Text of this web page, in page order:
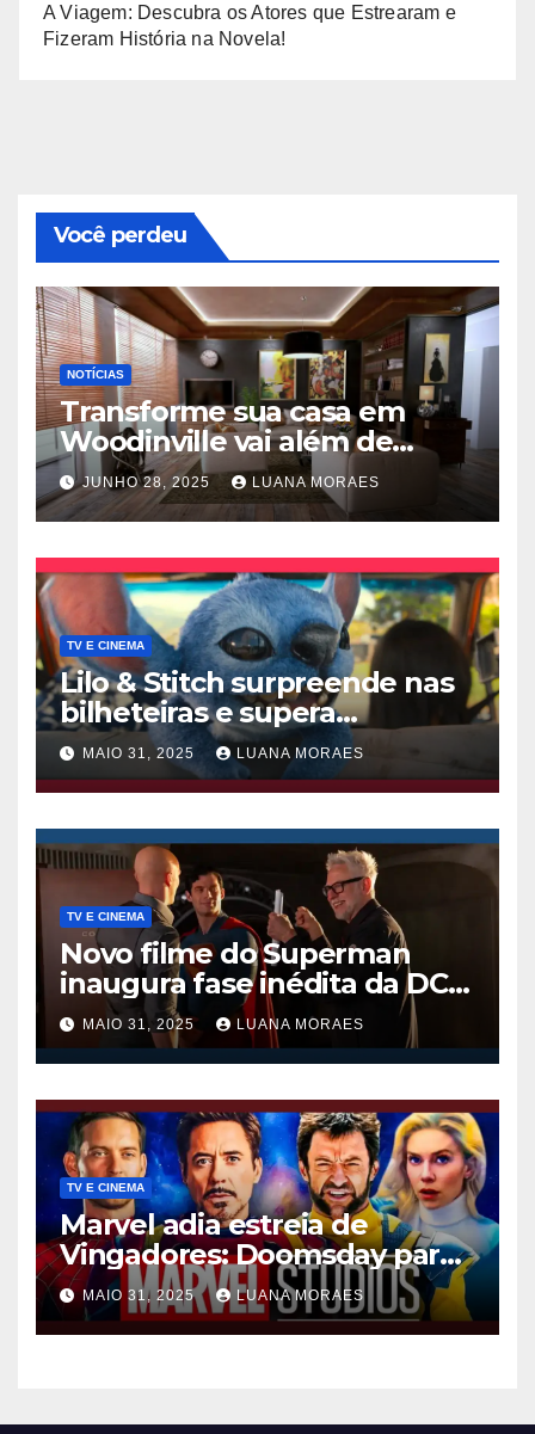
A Viagem: Descubra os Atores que Estrearam e
Fizeram História na Novela!
Você perdeu
NOTÍCIAS
Transforme sua casa em
Woodinville vai além de
trocar pisos
JUNHO 28, 2025 LUANA MORAES
TV E CINEMA
Lilo & Stitch surpreende nas
bilheteiras e supera
Thunderbolts da Marvel
MAIO 31, 2025 LUANA MORAES
TV E CINEMA
Novo filme do Superman
inaugura fase inédita da DC
nos cinemas
MAIO 31, 2025 LUANA MORAES
TV E CINEMA
Marvel adia estreia de
Vingadores: Doomsday para
dezembro de 2026
MAIO 31, 2025 LUANA MORAES